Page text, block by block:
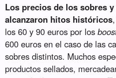
Los precios de los sobres
alcanzaron hitos históricos
los 60 y 90 euros por los
600 euros en el caso de las
sobres distintos. Muchos
productos sellados,